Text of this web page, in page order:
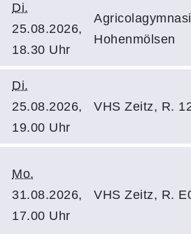
Di.
25.08.2026,
18.30 Uhr
Hohenmölsen
Di.
25.08.2026,
19.00 Uhr
VHS Zeitz, R.
Mo.
31.08.2026,
17.00 Uhr
VHS Zeitz, R.